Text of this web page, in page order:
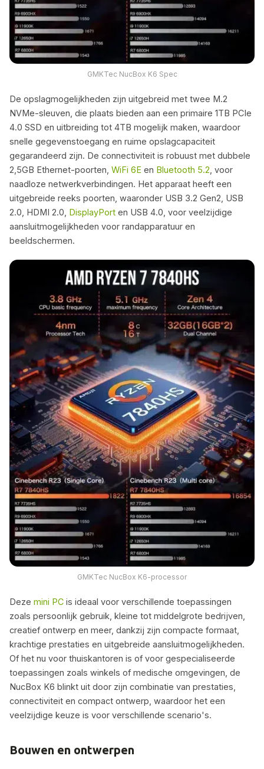
GMKTec NucBox K6 Spec
De opslagmogelijkheden zijn uitgebreid met twee M.2
NVMe-sleuven, die plaats bieden aan een primaire 1TB PCIe
4.0 SSD en uitbreiding tot 4TB mogelijk maken, waardoor
snelle gegevenstoegang en ruime opslagcapaciteit
gegarandeerd zijn. De connectiviteit is robuust met dubbele
2,5GB Ethernet-poorten, WiFi 6E en Bluetooth 5.2 , voor
naadloze netwerkverbindingen. Het apparaat heeft een
uitgebreide reeks poorten, waaronder USB 3.2 Gen2, USB
2.0, HDMI 2.0, DisplayPort en USB 4.0, voor veelzijdige
aansluitmogelijkheden voor randapparatuur en
beeldschermen.
GMKTec NucBox K6-processor
Deze mini PC is ideaal voor verschillende toepassingen
zoals persoonlijk gebruik, kleine tot middelgrote bedrijven,
creatief ontwerp en meer, dankzij zijn compacte formaat,
krachtige prestaties en uitgebreide aansluitmogelijkheden.
Of het nu voor thuiskantoren is of voor gespecialiseerde
toepassingen zoals winkels of medische omgevingen, de
NucBox K6 blinkt uit door zijn combinatie van prestaties,
connectiviteit en compact ontwerp, waardoor het een
veelzijdige keuze is voor verschillende scenario's.
Bouwen en ontwerpen